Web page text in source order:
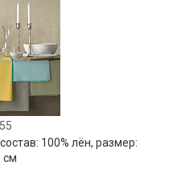
100% лён, размер:
см